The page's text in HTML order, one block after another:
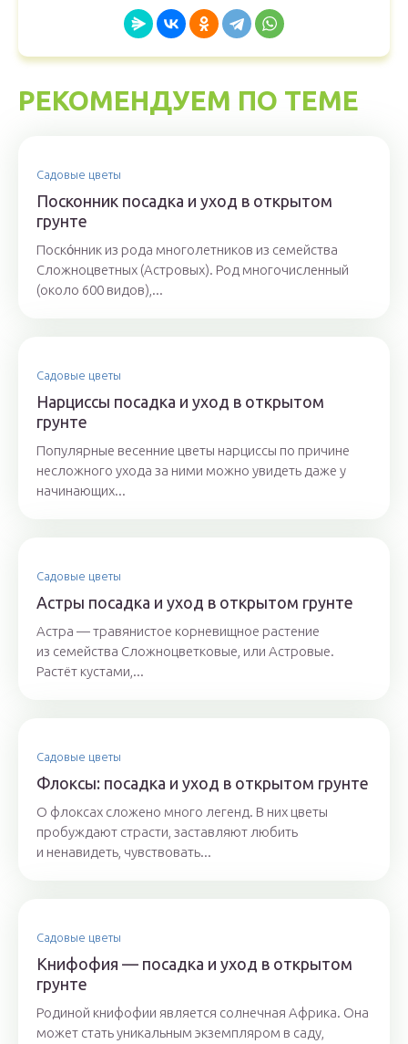
РЕКОМЕНДУЕМ ПО ТЕМЕ
Садовые цветы
Посконник посадка и уход в открытом
грунте
Поско́нник из рода многолетников из семейства
Сложноцветных (Астровых). Род многочисленный
(около 600 видов),...
Садовые цветы
Нарциссы посадка и уход в открытом
грунте
Популярные весенние цветы нарциссы по причине
несложного ухода за ними можно увидеть даже у
начинающих...
Садовые цветы
Астры посадка и уход в открытом грунте
Астра — травянистое корневищное растение
из семейства Сложноцветковые, или Астровые.
Растёт кустами,...
Садовые цветы
Флоксы: посадка и уход в открытом грунте
О флоксах сложено много легенд. В них цветы
пробуждают страсти, заставляют любить
и ненавидеть, чувствовать...
Садовые цветы
Книфофия — посадка и уход в открытом
грунте
Родиной книфофии является солнечная Африка. Она
может стать уникальным экземпляром в саду,